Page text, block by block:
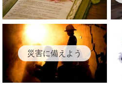
災害に備えよう